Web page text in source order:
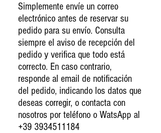
Simplemente envíe un correo
electrónico antes de reservar su
pedido para su envío. Consulta
siempre el aviso de recepción del
pedido y verifica que todo está
correcto. En caso contrario,
responde al email de notificación
del pedido, indicando los datos que
deseas corregir, o contacta con
nosotros por teléfono o WatsApp al
+39 3934511184